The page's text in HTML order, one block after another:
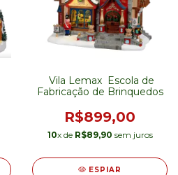
Vila Lemax Escola de
Fabricação de Brinquedos
R$899,00
10x de R$89,90 sem juros
ESPIAR